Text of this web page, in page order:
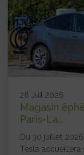
28 Juil 2026
Magasin
Paris-La...
Du 30 juillet
Tesla accueillera